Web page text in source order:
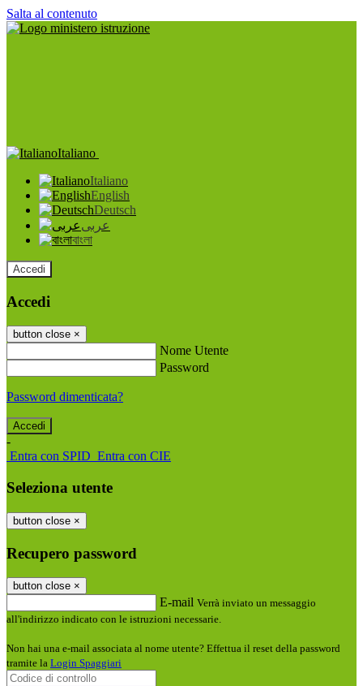
Salta al contenuto
Italiano
Italiano
English
Deutsch
عربى
বাংলা
Accedi
Accedi
button close ×
Nome Utente
Password
Password dimenticata?
-
Entra con SPID Entra con CIE
Seleziona utente
button close ×
Recupero password
button close ×
E-mail Verrà inviato un messaggio
all'indirizzo indicato con le istruzioni necessarie.
Non hai una e-mail associata al nome utente? Effettua il reset della password
tramite la Login Spaggiari